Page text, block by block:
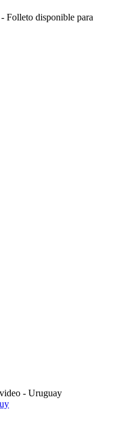
Folleto disponible para
- Uruguay